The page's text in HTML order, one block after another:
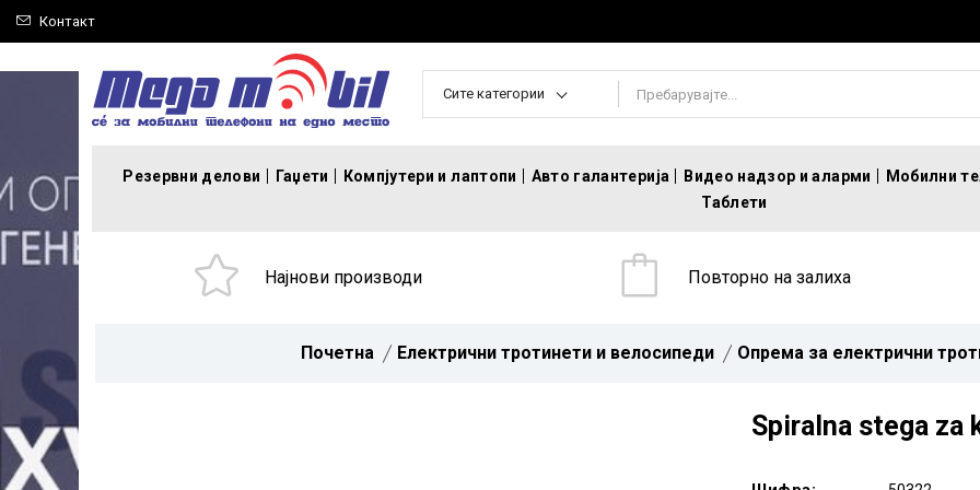
Контакт
Сите категории
Резервни делови Гаџети Компјутери и лаптопи Авто галантерија Видео надзор и аларми Мобилни
Таблети
Најнови производи Повторно на залиха
Почетна Електрични тротинети и велосипеди Опрема за електрични
Spiralna stega za